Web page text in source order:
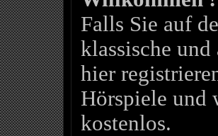
Falls Sie auf
klassische
hier
Hörspiele und
kostenlos.